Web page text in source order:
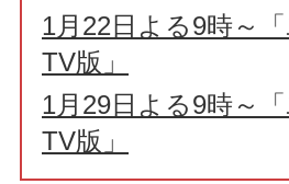
1月22日よる9時～
TV版」
1月29日よる9時～
TV版」